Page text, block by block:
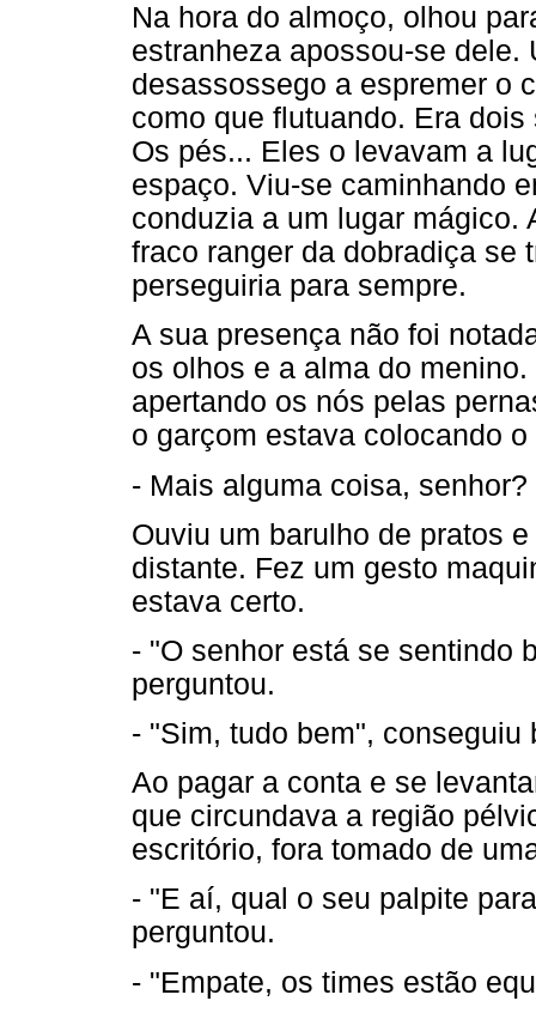
Na hora do almoço, olhou
estranheza apossou-se dele.
desassossego a espremer o
como que flutuando. Era
Os pés... Eles o levavam a
espaço. Viu-se caminhando
conduzia a um lugar mágico.
fraco ranger da dobradiça se
perseguiria para sempre.
A sua presença não foi
os olhos e a alma do
apertando os nós pelas
o garçom estava colocando
- Mais alguma coisa, senhor?
Ouviu um barulho de pratos
distante. Fez um gesto
estava certo.
- "O senhor está se sentindo
perguntou.
- "Sim, tudo bem", conseguiu
Ao pagar a conta e se
que circundava a região
escritório, fora tomado de
- "E aí, qual o seu palpite
perguntou.
- "Empate, os times estão